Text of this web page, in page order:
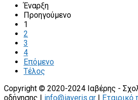
Έναρξη
Προηγούμενο
1
2
3
4
Επόμενο
Τέλος
Copyright © 2020-2024 Ιαβέρης -
οδήγησης | info@iaveris.gr | Εταιρικό